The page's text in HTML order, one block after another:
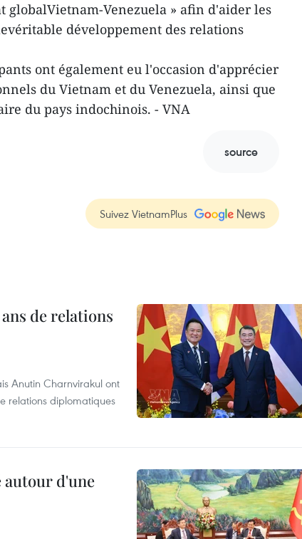
Venezuela » afin d'aider les
développement des relations
ont également eu l'occasion d'apprécier
du Vietnam et du Venezuela, ainsi que
du pays indochinois. - VNA
source
Suivez VietnamPlus
de relations
Anutin Charnvirakul ont
relations diplomatiques
d'une